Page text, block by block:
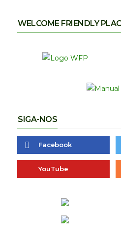
WELCOME FRIENDLY
SIGA-NOS
Facebook
YouTube